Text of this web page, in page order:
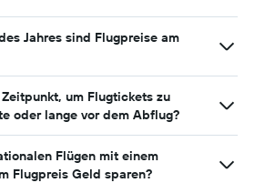
Jahres sind Flugpreise am
um Flugtickets zu
oder lange vor dem Abflug?
Flügen mit einem
Flugpreis Geld sparen?